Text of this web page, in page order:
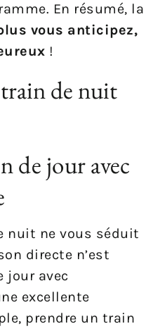
En résumé, la
vous anticipez,
!
de nuit
de jour avec
nuit ne vous séduit
directe n’est
jour avec
excellente
prendre un train